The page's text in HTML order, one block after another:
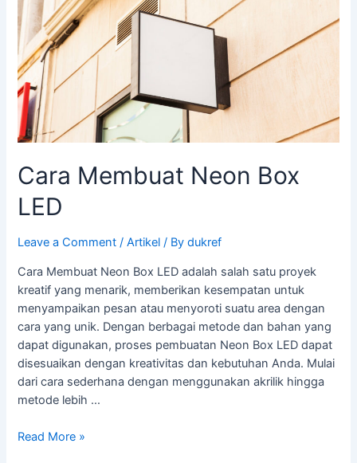
Cara Membuat Neon Box
LED
Leave a Comment /Artikel / Bydukref
Cara Membuat Neon Box LED adalah salah satu proyek
kreatif yang menarik, memberikan kesempatan untuk
menyampaikan pesan atau menyoroti suatu area dengan
cara yang unik. Dengan berbagai metode dan bahan yang
dapat digunakan, proses pembuatan Neon Box LED dapat
disesuaikan dengan kreativitas dan kebutuhan Anda. Mulai
dari cara sederhana dengan menggunakan akrilik hingga
metode lebih …
LED
Read More »